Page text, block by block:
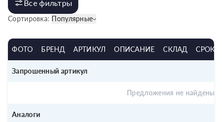
Все фильтры
Сортировка: Популярные
ФОТО БРЕНД АРТИКУЛ ОПИСАНИЕ СКЛАД СРОК
Запрошенный артикул
Предложения не найдены
Аналоги